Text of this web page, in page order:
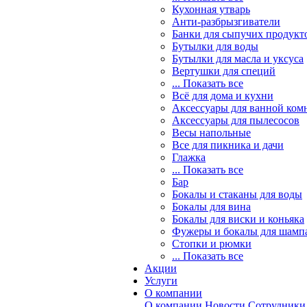
Кухонная утварь
Анти-разбрызгиватели
Банки для сыпучих
Бутылки для воды
Бутылки для масла и уксуса
Вертушки для специй
... Показать все
Всё для дома и кухни
Аксессуары для ванной
Аксессуары для пылесосов
Весы напольные
Все для пикника и дачи
Глажка
... Показать все
Бар
Бокалы и стаканы для воды
Бокалы для вина
Бокалы для виски и коньяка
Фужеры и бокалы для
Стопки и рюмки
... Показать все
Акции
Услуги
О компании